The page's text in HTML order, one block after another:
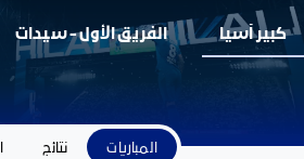
كبير آسيا الفريق الأول - سيدات
المباريات نتائج